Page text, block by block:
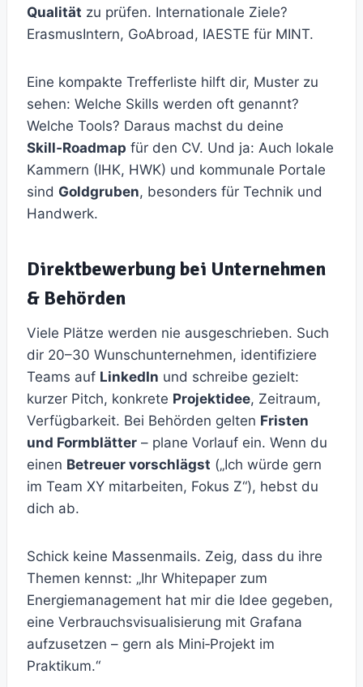
Qualität zu prüfen. Internationale Ziele?
ErasmusIntern, GoAbroad, IAESTE für MINT.
Eine kompakte Trefferliste hilft dir, Muster zu
sehen: Welche Skills werden oft genannt?
Welche Tools? Daraus machst du deine
Skill‑Roadmap für den CV. Und ja: Auch lokale
Kammern (IHK, HWK) und kommunale Portale
sind Goldgruben, besonders für Technik und
Handwerk.
Direktbewerbung bei Unternehmen
& Behörden
Viele Plätze werden nie ausgeschrieben. Such
dir 20–30 Wunschunternehmen, identifiziere
Teams auf LinkedIn und schreibe gezielt:
kurzer Pitch, konkrete Projektidee, Zeitraum,
Verfügbarkeit. Bei Behörden gelten Fristen
und Formblätter – plane Vorlauf ein. Wenn du
einen Betreuer vorschlägst („Ich würde gern
im Team XY mitarbeiten, Fokus Z“), hebst du
dich ab.
Schick keine Massenmails. Zeig, dass du ihre
Themen kennst: „Ihr Whitepaper zum
Energiemanagement hat mir die Idee gegeben,
eine Verbrauchsvisualisierung mit Grafana
aufzusetzen – gern als Mini‑Projekt im
Praktikum.“